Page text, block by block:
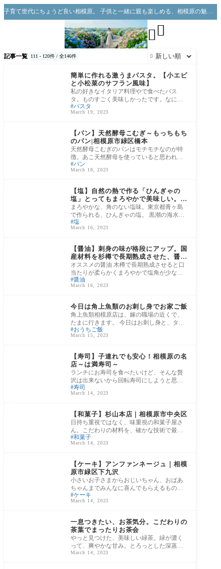
子育て世代にちょうど良い相模原。 子供と一緒に親も楽しめる、相模原の魅力をお伝えできればと思っています。

記事一覧 111 - 120件 / 全146件 
簡単に作れる激うまパスタ。【小エビ
と小松菜のサフラン風味】
私の好きなイタリア料理やで食べたパス
タ。ものすごく美味しかったです。なにや
ら昆布のようなものが入っていて、これは
何ですか
パスタ
March 19, 2023
【パン】天然酵母こむぎ～もっちもち
のパン|相模原市緑区橋本
天然酵母こむぎのパンはモチモチなのが特
徴。あこ天然酵母を使っていると思われま
す。 見るからにモチモチって感じが伝わり
ませ
パン
March 18, 2023
【塩】自然の熱で作る「ひんぎゃの
塩」とってもまろやかで美味しい。料
亭の味をご家庭で
まろやかな、角のない塩味。東京都青ヶ島
で作られる、ひんぎゃの塩。 黒潮の海水を
くみ上げ、地熱を利用して、約60度でじっ
くり結
塩
March 16, 2023
【醤油】刺身の味が格段にアップ。国
産材料を杉樽で長期熟成させた、醤油
と味噌。
オススメの醤油 木樽で長期熟成させると口
当たりが柔らかくまろやかで塩角が少ない
醤油ができます。それに、職人の技術と愛
情が
醤油
March 16, 2023
今日は角上魚類のお刺し身でお家ご飯
角上魚類相模原店は、嫁の職場の近くで、
たまに行きます。 今日はお刺し身と、タラ
のフライを買ってお家ご飯。息子はサーモ
ンの
おうちご飯
March 15, 2023
【寿司】子連れでも安心！相模原の名
店～は満寿司～
ランチにお寿司を食べたいけど、そんな贅
沢は出来ないから回転寿司にしようと思っ
ている方に、オススメしたいお寿司屋、は
満寿司
寿司
March 14, 2023
【和菓子】杉山本店｜相模原市中央区
日持ち重視ではなく、味重視の和菓子屋さ
ん。こだわりの材料を、確かな技術で最高
の和菓子。 本当に美味しい和菓子を食べた
い方
和菓子
March 14, 2023
【ケーキ】アンファンネージュ｜相模
原市緑区下九沢
小さいお子さまからおじいちゃん、おばあ
ちゃんまでみんなに喜んでもらえるものに
したいと考えています。「地域密着型、地
域の人
ケーキ
March 14, 2023
一息つきたい、お茶気分。こだわりの
茶葉でまったりお茶会
やっと見つけた、美味しい緑茶。緑が濃く
って、爽やかな甘み。とろっとした深蒸し
茶が最高に美味しい。 私は静岡県のお茶農
March 14, 2023